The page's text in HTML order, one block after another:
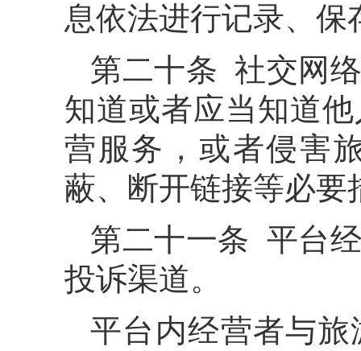
息依法进行记录、
第二十条 社交网
知道或者应当知道
营服务，或者侵害
蔽、断开链接等必要
第二十一条 平台
投诉渠道。
平台内经营者与